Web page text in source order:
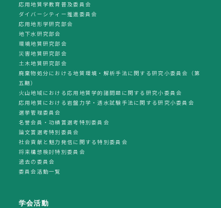
応用地質学教育普及委員会
ダイバーシティー推進委員会
応用地形学研究部会
地下水研究部会
環境地質研究部会
災害地質研究部会
土木地質研究部会
廃棄物処分における地質環境・解析手法に関する研究小委員会（第
五期）
火山地域における応用地質学的諸問題に関する研究小委員会
応用地質における岩盤力学・透水試験手法に関する研究小委員会
選挙管理委員会
名誉会員・功績賞選考特別委員会
論文賞選考特別委員会
社会貢献と魅力発信に関する特別委員会
将来構想検討特別委員会
過去の委員会
委員会活動一覧
学会活動